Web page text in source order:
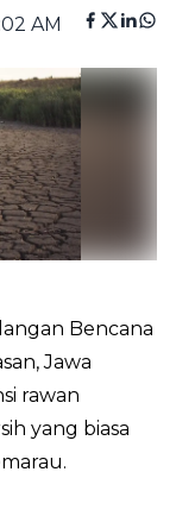
AM
Bencana
Jawa
rawan
yang biasa